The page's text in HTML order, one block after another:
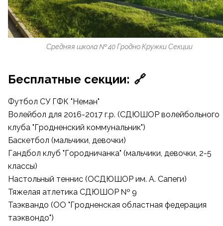
Средняя школа № 40 Гродно Кружки Секции
Бесплатные секции: 🔗
Футбол СУ ГФК "Неман"
Волейбол для 2016-2017 г.р. (СДЮШОР волейбольного
клуба "Гродненский коммунальник")
Баскетбол (мальчики, девочки)
Гандбол клуб "Городничанка" (мальчики, девочки, 2-5
классы)
Настольный теннис (ОСДЮШОР им. А. Сапеги)
Тяжелая атлетика СДЮШОР № 9
Таэквандо (ОО "Гродненская областная федерация
таэквондо")